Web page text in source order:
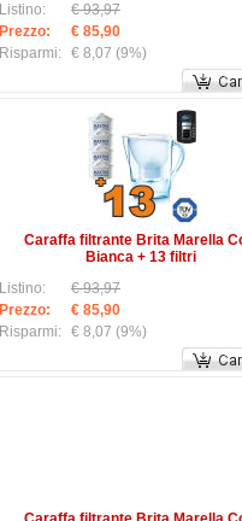
Listino:
€ 93,97
Prezzo:
€ 85,90
Risparmi: € 8,07 (9%)
Caraffa filtrante Brita Marella
Bianca + 13 filtri
Listino:
€ 93,97
Prezzo:
€ 85,90
Risparmi: € 8,07 (9%)